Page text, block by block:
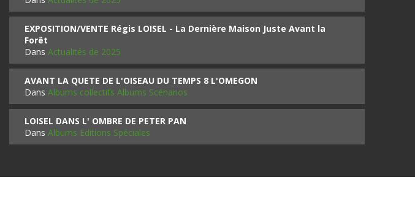
EXPOSITION/VENTE Régis LOISEL - La Dernière Maison Juste Avant la
Forêt
Dans Actualités de 2025
AVANT LA QUETE DE L'OISEAU DU TEMPS 8 L'OMEGON
Dans Albums collectifs Albums Scénarios
LOISEL DANS L' OMBRE DE PETER PAN
Dans Albums Editions Spéciales